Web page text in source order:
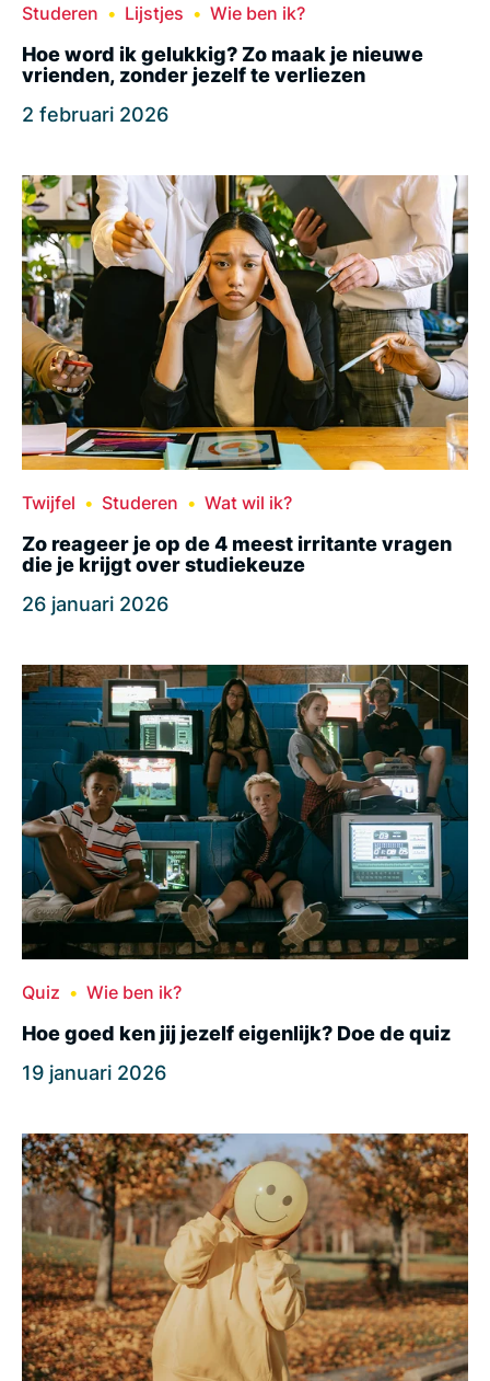
Studeren Lijstjes Wie ben ik?
Hoe word ik gelukkig? Zo maak je nieuwe
vrienden, zonder jezelf te verliezen
2 februari 2026
Twijfel Studeren Wat wil ik?
Zo reageer je op de 4 meest irritante vragen
die je krijgt over studiekeuze
26 januari 2026
Quiz Wie ben ik?
Hoe goed ken jij jezelf eigenlijk? Doe de quiz
19 januari 2026